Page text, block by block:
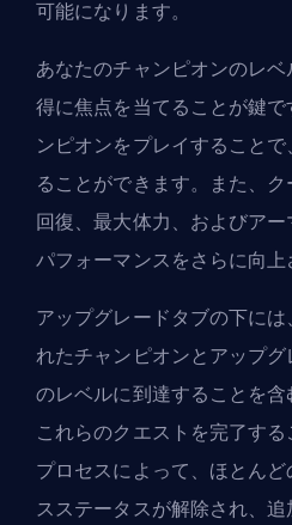
可能になります。
あなたのチャンピオンのレベ
得に焦点を当てることが鍵
ンピオンをプレイすること
ることができます。また、ク
回復、最大体力、およびアー
パフォーマンスをさらに向上
アップグレードタブの下に
れたチャンピオンとアップ
のレベルに到達することを含
これらのクエストを完了す
プロセスによって、ほとん
スステータスが解除され、